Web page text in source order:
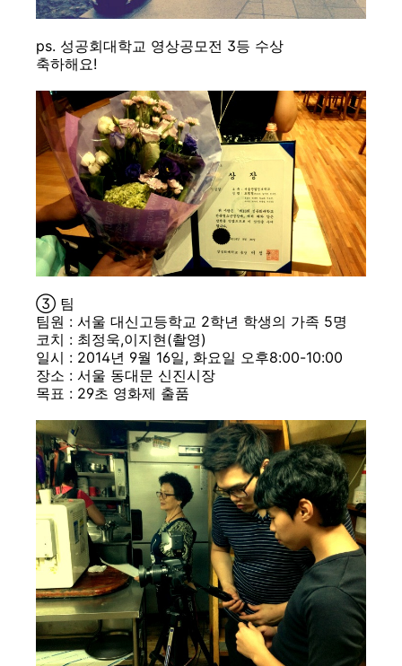
ps. 성공회대학교 영상공모전 3등 수상
축하해요!
③ 팀
팀원 : 서울 대신고등학교 2학년 학생의 가족 5명
코치 : 최정욱,이지현(촬영)
일시 : 2014년 9월 16일, 화요일 오후8:00-10:00
장소 : 서울 동대문 신진시장
목표 : 29초 영화제 출품